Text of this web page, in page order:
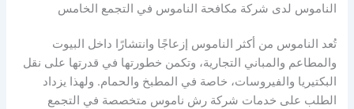
الناموس لدى شركة مكافحة الناموس في التجمع الخامس
تُعد الناموس من أكثر الناموس إزعاجًا وانتشارًا داخل البيوت
والمطاعم والمباني التجارية، وتكمن خطورتها في قدرتها على نقل
البكتيريا والفيروسات، خاصة في المطبخ والحمام. ولهذا يزداد
الطلب على خدمات شركة رش ناموس متخصصة في التجمع